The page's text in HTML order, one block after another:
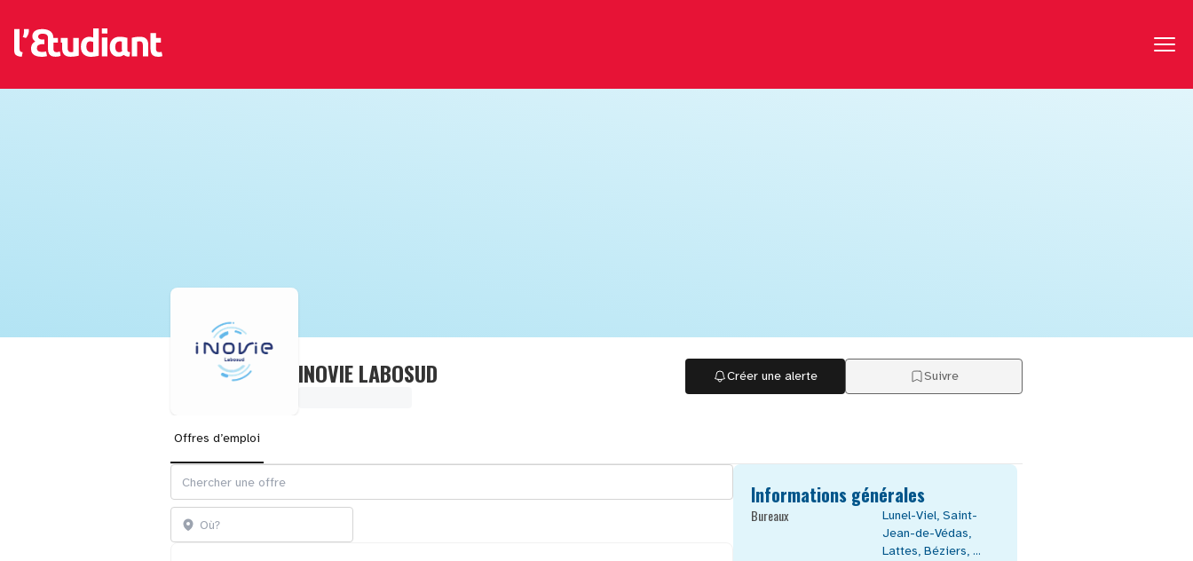
INOVIE LABOSUD Créer une alerte Suivre
Offres d’emploi
Informations générales
Bureaux Lunel-Viel, Saint-
Jean-de-Védas,
Lattes, Béziers, ...